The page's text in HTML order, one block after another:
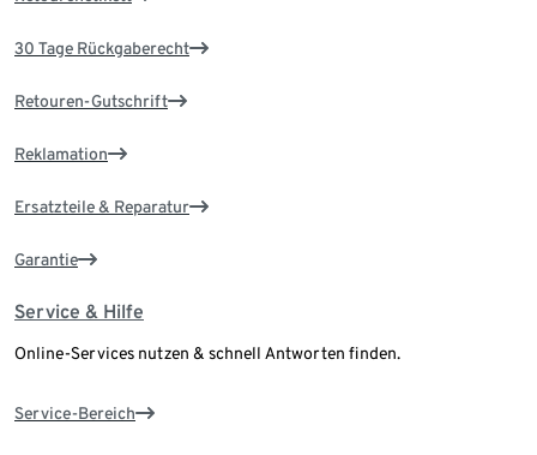
30 Tage Rückgaberecht
Retouren-Gutschrift
Reklamation
Ersatzteile & Reparatur
Garantie
Service & Hilfe
Online-Services nutzen & schnell Antworten finden.
Service-Bereich